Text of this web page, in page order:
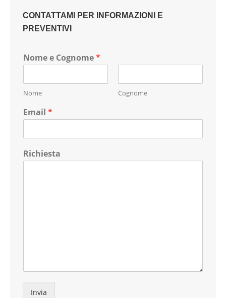
CONTATTAMI PER INFORMAZIONI E
PREVENTIVI
Nome e Cognome*
Nome Cognome
Email *
Richiesta
Invia